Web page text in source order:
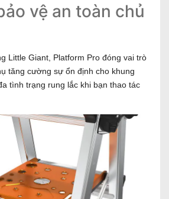
vệ an toàn chủ
Little Giant, Platform Pro đóng vai trò
tăng cường sự ổn định cho khung
tình trạng rung lắc khi bạn thao tác